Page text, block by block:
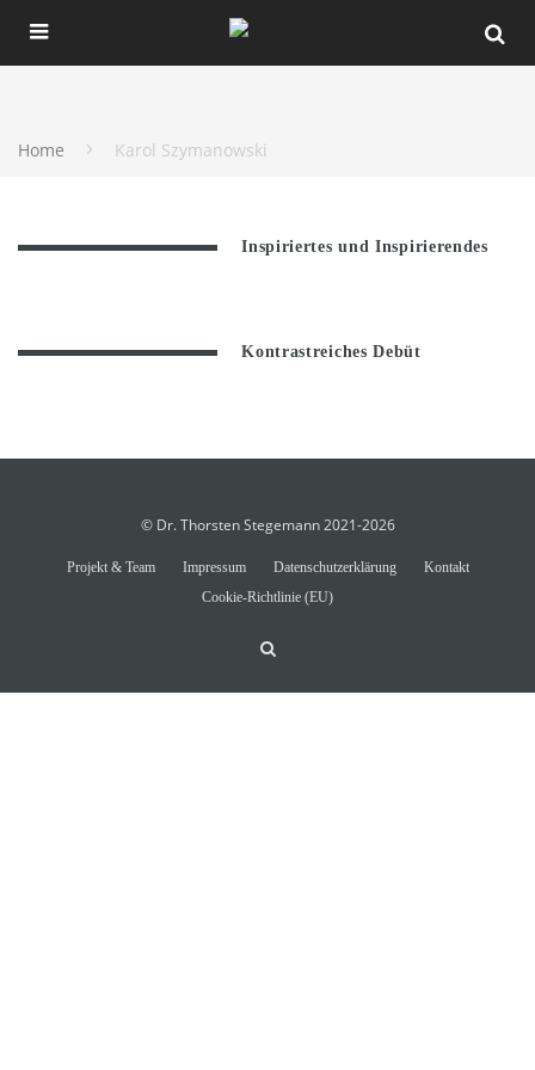
Home Karol Szymanowski
Inspiriertes und Inspirierendes
Kontrastreiches Debüt
© Dr. Thorsten Stegemann 2021-2026
Projekt & Team Impressum Datenschutzerklärung
Kontakt
Cookie-Richtlinie (EU)